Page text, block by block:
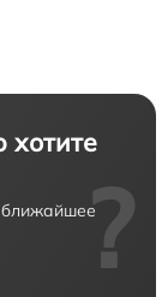
хотите
ближайшее?